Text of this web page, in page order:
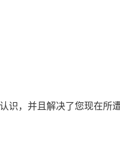
识，并且解决了您现在所